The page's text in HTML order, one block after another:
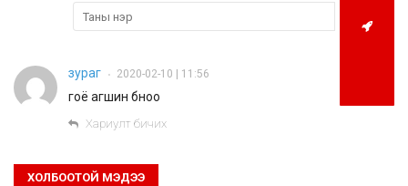
зураг • 2020-02-10 | 11:56
гоё агшин бноо
Хариулт бичих
ХОЛБООТОЙ МЭДЭЭ